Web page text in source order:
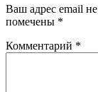
Ваш адрес email
помечены *
Комментарий *